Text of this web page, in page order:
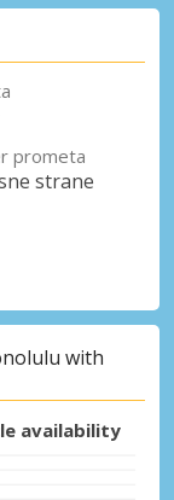
prometa
strane
with
availability